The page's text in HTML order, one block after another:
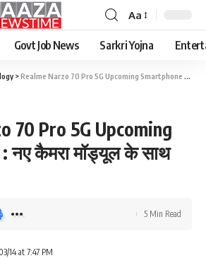
Font
Resizer
Aa
Govt Job News Sarkri Yojna
>Realme Narzo 70 Pro 5G Upcoming Smartphone : नए कैमरा मॉड्यूल के साथ जल्द आ रहा है
70 Pro 5G Upcoming
नए कैमरा मॉड्यूल के साथ
14 at 7:47 PM
5 Min Read